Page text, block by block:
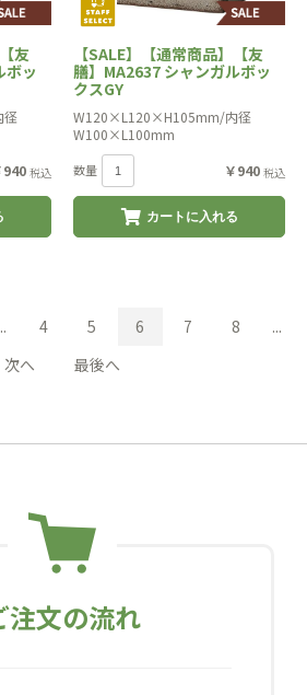
友
ボッ
940 税込
【SALE】【通常商品】【友
膳】MA2637 シャンガルボッ
クスGY
W120×L120×H105mm/内径
W100×L100mm
数量 ￥940 税込
カートに入れる
4 5 6 7 8
...
次へ
最後へ
注文の流れ